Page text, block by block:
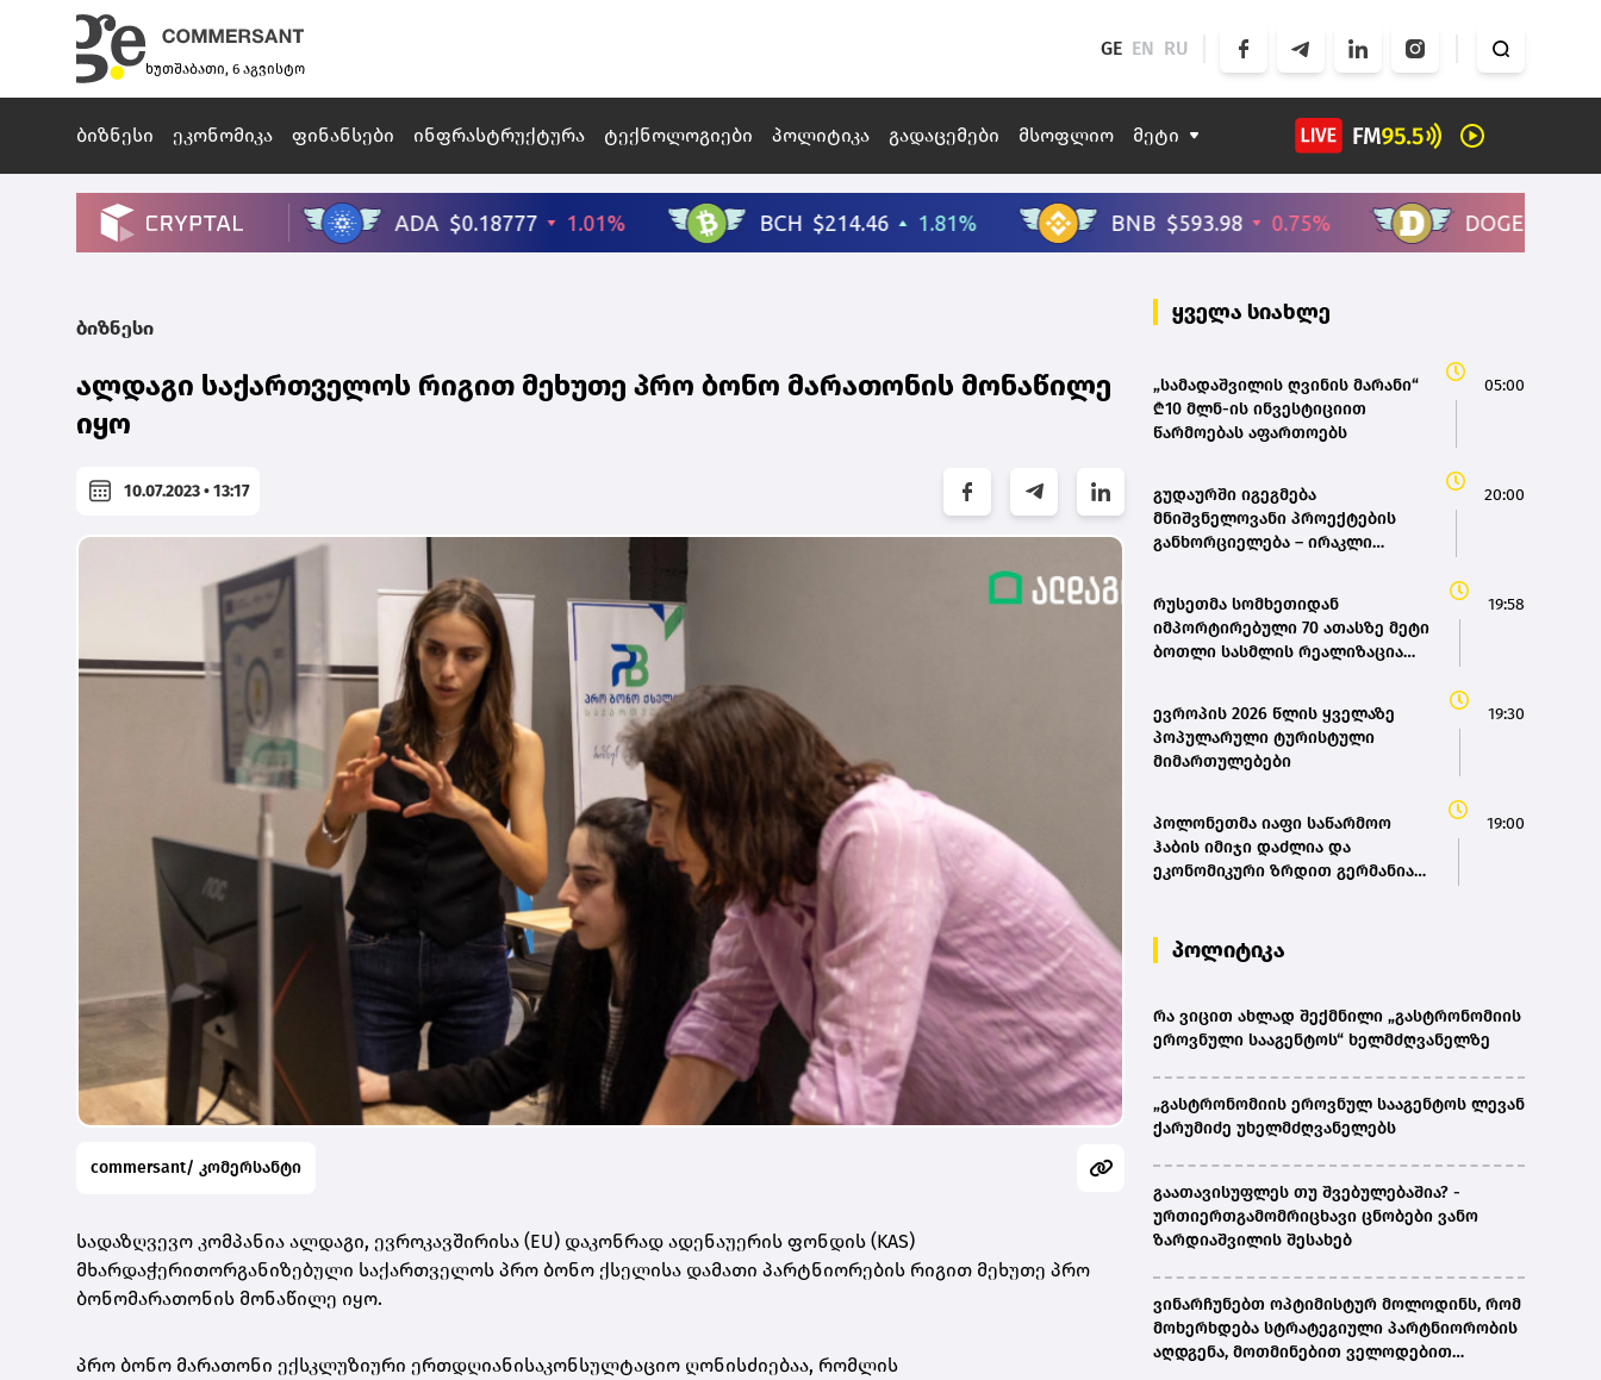
ხუთშაბათი, 6 აგვისტო
GE EN RU
ბიზნესი ეკონომიკა ფინანსები ინფრასტრუქტურა ტექნოლოგიები პოლიტიკა გადაცემები მსოფლიო მეტი
ბიზნესი
ალდაგი საქართველოს რიგით მეხუთე პრო ბონო მარათონის მონაწილე
იყო
10.07.2023 • 13:17
commersant/ კომერსანტი
სადაზღვევო კომპანია ალდაგი, ევროკავშირისა (EU) დაკონრად ადენაუერის ფონდის (KAS)
მხარდაჭერითორგანიზებული საქართველოს პრო ბონო ქსელისა დამათი პარტნიორების რიგით მეხუთე პრო
ბონომარათონის მონაწილე იყო.
პრო ბონო მარათონი ექსკლუზიური ერთდღიანისაკონსულტაციო ღონისძიებაა, რომლის
ყველა სიახლე
„სამადაშვილის ღვინის მარანი“
₾10 მლნ-ის ინვესტიციით
წარმოებას აფართოებს
05:00
გუდაურში იგეგმება
მნიშვნელოვანი პროექტების
განხორციელება – ირაკლი
20:00
რუსეთმა სომხეთიდან
იმპორტირებული 70 ათასზე მეტი
ბოთლი სასმლის რეალიზაცია
19:58
ევროპის 2026 წლის ყველაზე
პოპულარული ტურისტული
მიმართულებები
19:30
პოლონეთმა იაფი საწარმოო
ჰაბის იმიჯი დაძლია და
ეკონომიკური ზრდით გერმანიას
19:00
პოლიტიკა
რა ვიცით ახლად შექმნილი „გასტრონომიის
ეროვნული სააგენტოს“ ხელმძღვანელზე
„გასტრონომიის ეროვნულ სააგენტოს ლევან
ქარუმიძე უხელმძღვანელებს
გაათავისუფლეს თუ შვებულებაშია? -
ურთიერთგამომრიცხავი ცნობები ვანო
ზარდიაშვილის შესახებ
ვინარჩუნებთ ოპტიმისტურ მოლოდინს, რომ
მოხერხდება სტრატეგიული პარტნიორობის
აღდგენა, მოთმინებით ველოდებით